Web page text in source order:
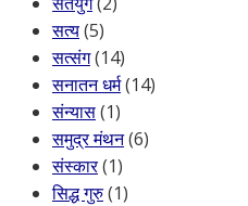
सत्य(5)
सत्संग(14)
सनातन धर्म(14)
संन्यास(1)
समुद्र मंथन(6)
संस्कार(1)
सिद्ध गुरु(1)